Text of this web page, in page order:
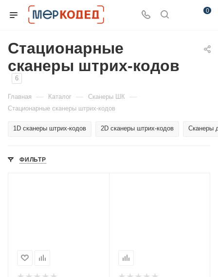
0
Стационарные
сканеры штрих-кодов
6
Главная — Каталог — Сканеры ШК —
Стационарные сканеры штрих-кодов
1D сканеры штрих-кодов 2D сканеры штрих-кодов Сканеры
ФИЛЬТР